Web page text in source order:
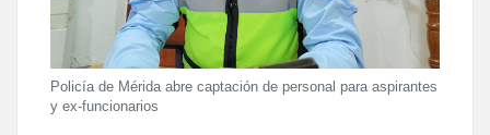
Policía de Mérida abre captación de personal para aspirantes
y ex-funcionarios